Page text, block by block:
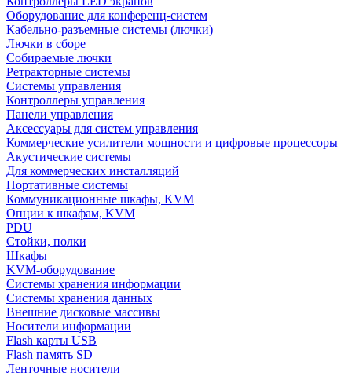
Оборудование для конференц-систем
Кабельно-разъемные системы (лючки)
Лючки в сборе
Собираемые лючки
Ретракторные системы
Системы управления
Контроллеры управления
Панели управления
Аксессуары для систем управления
Коммерческие усилители мощности и цифровые процессоры
Акустические системы
Для коммерческих инсталляций
Портативные системы
Коммуникационные шкафы, KVM
Опции к шкафам, KVM
PDU
Стойки, полки
Шкафы
KVM-оборудование
Системы хранения информации
Системы хранения данных
Внешние дисковые массивы
Носители информации
Flash карты USB
Flash память SD
Ленточные носители